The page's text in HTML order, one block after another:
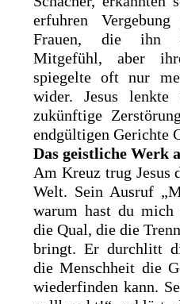
erfuhren
Frauen, die ihn
Mitgefühl, aber
spiegelte oft nur
wider. Jesus
zukünftige
endgültigen Gerichte
Das geistliche Werk
Am Kreuz trug Jesus
Welt. Sein Ausruf
warum hast du mich
die Qual, die die
bringt. Er durchlitt
die Menschheit die
wiederfinden kann.